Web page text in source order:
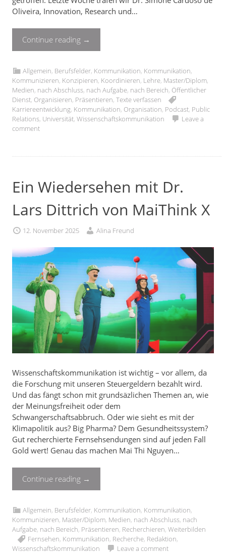
Oliveira, Innovation, Research und…
Continue reading →
Allgemein, Berufsfelder, Kommunikation, Kommunikation,
Kommunizieren, Konzipieren, Koordinieren, Lehre, Master/Diplom,
Medien, nach Abschluss, nach Aufgabe, nach Bereich, Öffentlicher
Dienst, Organisieren, Präsentieren,Texte verfassen
Karriereentwicklung, Kommunikation, Organisation, Podcast, Public
Relations, Universität,Wissenschaftskommunikation
Leave a
comment
Ein Wiedersehen mit Dr.
Lars Dittrich von MaiThink X
12. November 2025 Alina Freund
Wissenschaftskommunikation ist wichtig – vor allem, da
die Forschung mit unseren Steuergeldern bezahlt wird.
Und das fängt schon mit grundsäzlichen Themen an, wie
der Meinungsfreiheit oder dem
Schwangerschaftsabbruch. Oder wie sieht es mit der
Klimapolitik aus? Big Pharma? Dem Gesundheitssystem?
Gut recherchierte Fernsehsendungen sind auf jeden Fall
Gold wert! Genau das machen Mai Thi Nguyen…
Continue reading →
Allgemein, Berufsfelder, Kommunikation, Kommunikation,
Kommunizieren, Master/Diplom, Medien, nach Abschluss, nach
Aufgabe, nach Bereich, Präsentieren, Recherchieren,Weiterbilden
Fernsehen, Kommunikation, Recherche, Redaktion,
Wissenschaftskommunikation
Leave a comment